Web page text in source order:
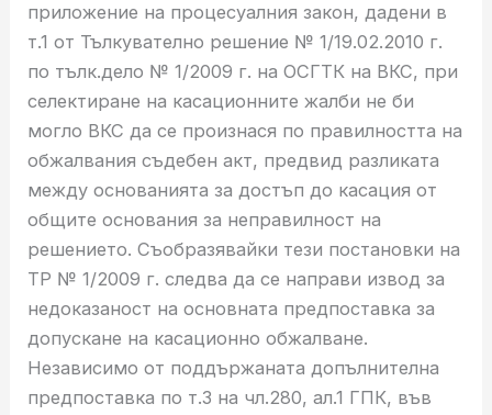
приложение на процесуалния закон, дадени в
т.1 от Тълкувателно решение № 1/19.02.2010 г.
по тълк.дело № 1/2009 г. на ОСГТК на ВКС, при
селектиране на касационните жалби не би
могло ВКС да се произнася по правилността на
обжалвания съдебен акт, предвид разликата
между основанията за достъп до касация от
общите основания за неправилност на
решението. Съобразявайки тези постановки на
ТР № 1/2009 г. следва да се направи извод за
недоказаност на основната предпоставка за
допускане на касационно обжалване.
Независимо от поддържаната допълнителна
предпоставка по т.3 на чл.280, ал.1 ГПК, във